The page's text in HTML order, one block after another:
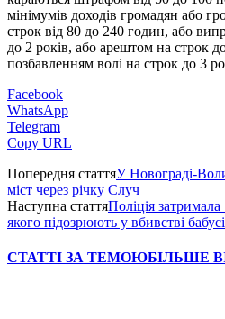
мінімумів доходів громадян або
строк від 80 до 240 годин, або
до 2 років, або арештом на строк
позбавленням волі на строк до 3
Facebook
WhatsApp
Telegram
Copy URL
Попередня статтяУ Новограді-
міст через річку Случ
Наступна статтяПоліція
якого підозрюють у вбивстві бабусі
СТАТТІ ЗА ТЕМОЮБІЛЬШЕ